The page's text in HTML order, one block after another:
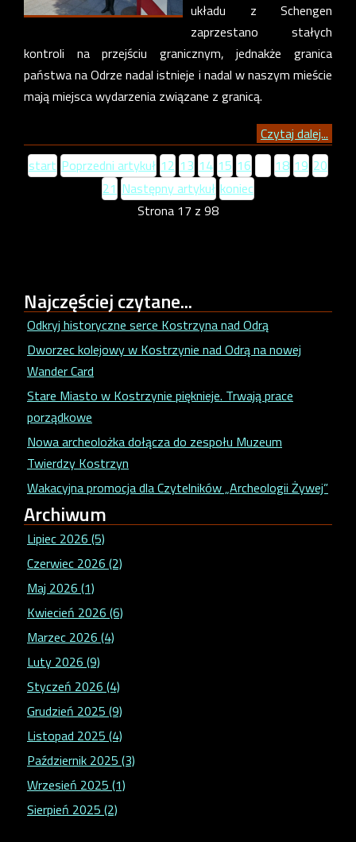
układu z Schengen
zaprzestano stałych
kontroli na przejściu granicznym, jednakże granica
państwa na Odrze nadal istnieje i nadal w naszym mieście
mają miejsca wydarzenia związane z granicą.
Czytaj dalej...
start Poprzedni artykuł 12 13 14 15 16 18 19 20
21 Następny artykuł koniec
Strona 17 z 98
Najczęściejczytane...
Odkryj historyczne serce Kostrzyna nad Odrą
Dworzec kolejowy w Kostrzynie nad Odrą na nowej
Wander Card
Stare Miasto w Kostrzynie pięknieje. Trwają prace
porządkowe
Nowa archeolożka dołącza do zespołu Muzeum
Twierdzy Kostrzyn
Wakacyjna promocja dla Czytelników „Archeologii Żywej”
Archiwum
Lipiec 2026 (5)
Czerwiec 2026 (2)
Maj 2026 (1)
Kwiecień 2026 (6)
Marzec 2026 (4)
Luty 2026 (9)
Styczeń 2026 (4)
Grudzień 2025 (9)
Listopad 2025 (4)
Październik 2025 (3)
Wrzesień 2025 (1)
Sierpień 2025 (2)